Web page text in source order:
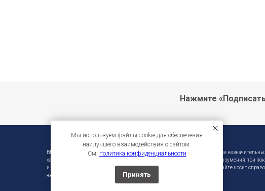
Мы используем файлы cookie для обеспечения
наилучшего взаимодействия с сайтом.
См. политика конфиденциальности
Принять
Нажмите
ВНИМАНИЕ!!! Фирма-производитель оставляет за собой право на внесение
характеристики без предварительного уведомления. Во избежание недоразумений при
и инструмента уточняйте информацию у продавцов. Вся информация на сайте носит
является публичной офертой.